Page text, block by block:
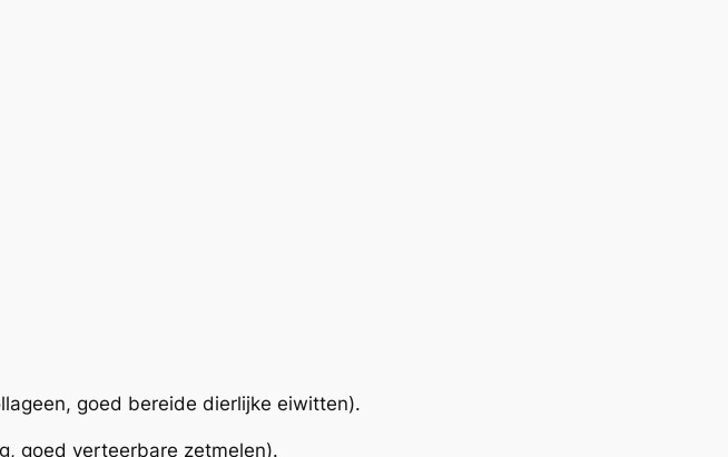
goed bereide dierlijke eiwitten).
goed verteerbare zetmelen).